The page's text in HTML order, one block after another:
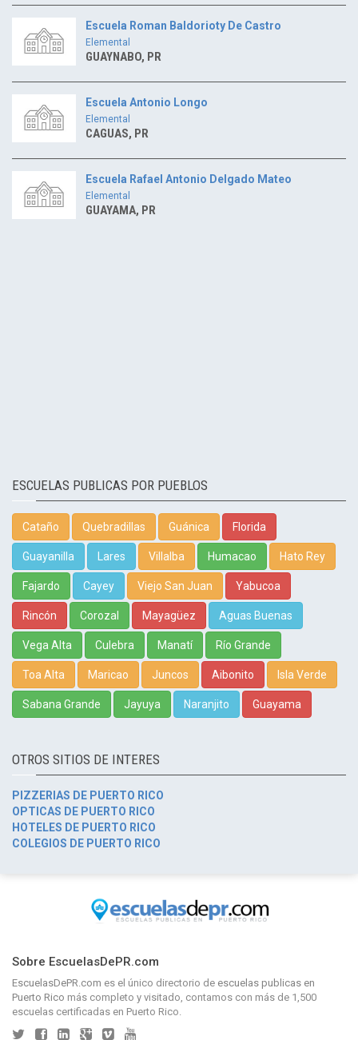
Escuela Roman Baldorioty De Castro
Elemental
GUAYNABO, PR
Escuela Antonio Longo
Elemental
CAGUAS, PR
Escuela Rafael Antonio Delgado Mateo
Elemental
GUAYAMA, PR
ESCUELAS PUBLICAS POR PUEBLOS
Cataño Quebradillas Guánica Florida
Guayanilla Lares Villalba Humacao Hato Rey
Fajardo Cayey Viejo San Juan Yabucoa
Rincón Corozal Mayagüez Aguas Buenas
Vega Alta Culebra Manatí Río Grande
Toa Alta Maricao Juncos Aibonito Isla Verde
Sabana Grande Jayuya Naranjito Guayama
OTROS SITIOS DE INTERES
PIZZERIAS DE PUERTO RICO
OPTICAS DE PUERTO RICO
HOTELES DE PUERTO RICO
COLEGIOS DE PUERTO RICO
Sobre EscuelasDePR.com
EscuelasDePR.com es el único directorio de escuelas publicas en
Puerto Rico más completo y visitado, contamos con más de 1,500
escuelas certificadas en Puerto Rico.